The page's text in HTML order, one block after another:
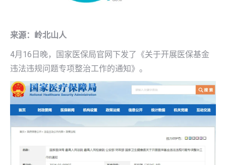
来源：岭北山人
4月16日晚，国家医保局官网下发了《关于开展医保基金
违法违规问题专项整治工作的通知》。